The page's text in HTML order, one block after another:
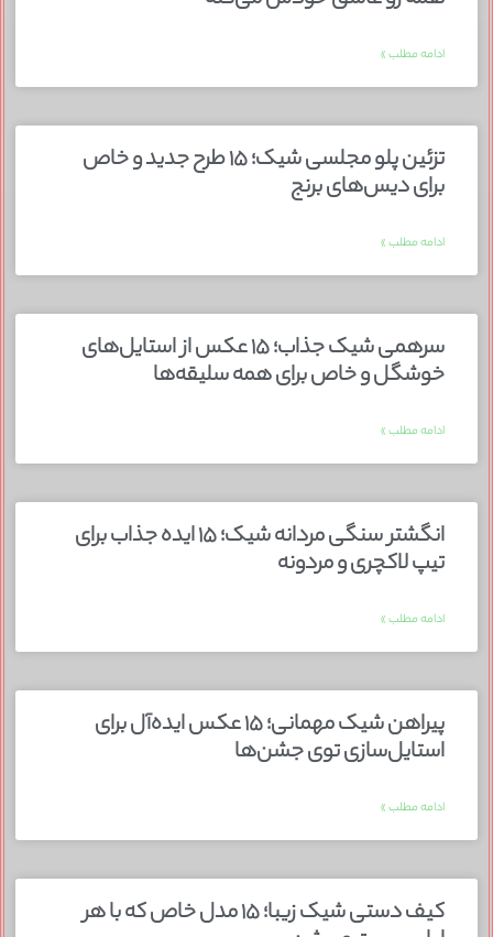
ادامه مطلب »
تزئین پلو مجلسی شیک؛ ۱۵ طرح جدید و خاص
برای دیس‌های برنج
ادامه مطلب »
سرهمی شیک جذاب؛ ۱۵ عکس از استایل‌های
خوشگل و خاص برای همه سلیقه‌ها
ادامه مطلب »
انگشتر سنگی مردانه شیک؛ ۱۵ ایده جذاب برای
تیپ لاکچری و مردونه
ادامه مطلب »
پیراهن شیک مهمانی؛ ۱۵ عکس ایده‌آل برای
استایل‌سازی توی جشن‌ها
ادامه مطلب »
کیف دستی شیک زیبا؛ ۱۵ مدل خاص که با هر